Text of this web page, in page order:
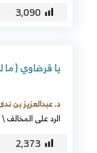
3٬090
يا قرضاوي (
د. عبدالعزيز بن
الرد على المخالف\
2٬373